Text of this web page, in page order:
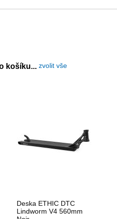
košíku... zvolit vše
Deska ETHIC DTC
Lindworm V4 560mm